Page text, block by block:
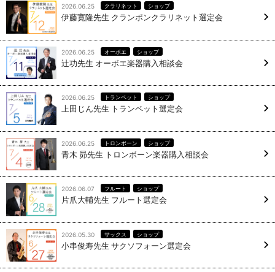
2026.06.25 クラリネット ショップ
伊藤寛隆先生 クランポンクラリネット選定会
2026.06.25 オーボエ ショップ
辻功先生 オーボエ楽器購入相談会
2026.06.25 トランペット ショップ
上田じん先生 トランペット選定会
2026.06.25 トロンボーン ショップ
青木 昴先生 トロンボーン楽器購入相談会
2026.06.07 フルート ショップ
片爪大輔先生 フルート選定会
2026.05.30 サックス ショップ
小串俊寿先生 サクソフォーン選定会